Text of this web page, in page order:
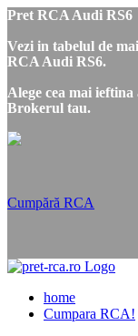
Pret RCA Audi RS6
Vezi in tabelul de
RCA Audi RS6.
Alege cea mai
Brokerul tau.
Cumpără RCA
home
Cumpara RCA!